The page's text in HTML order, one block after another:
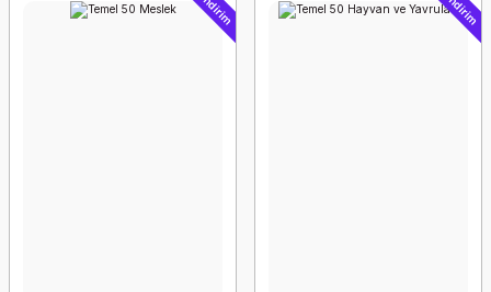
İndirim İndirim